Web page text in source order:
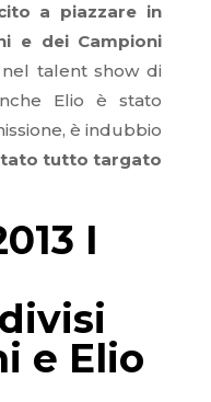
a piazzare in
e dei Campioni
nel talent show di
Elio è stato
è indubbio
tutto targato
I
e Elio